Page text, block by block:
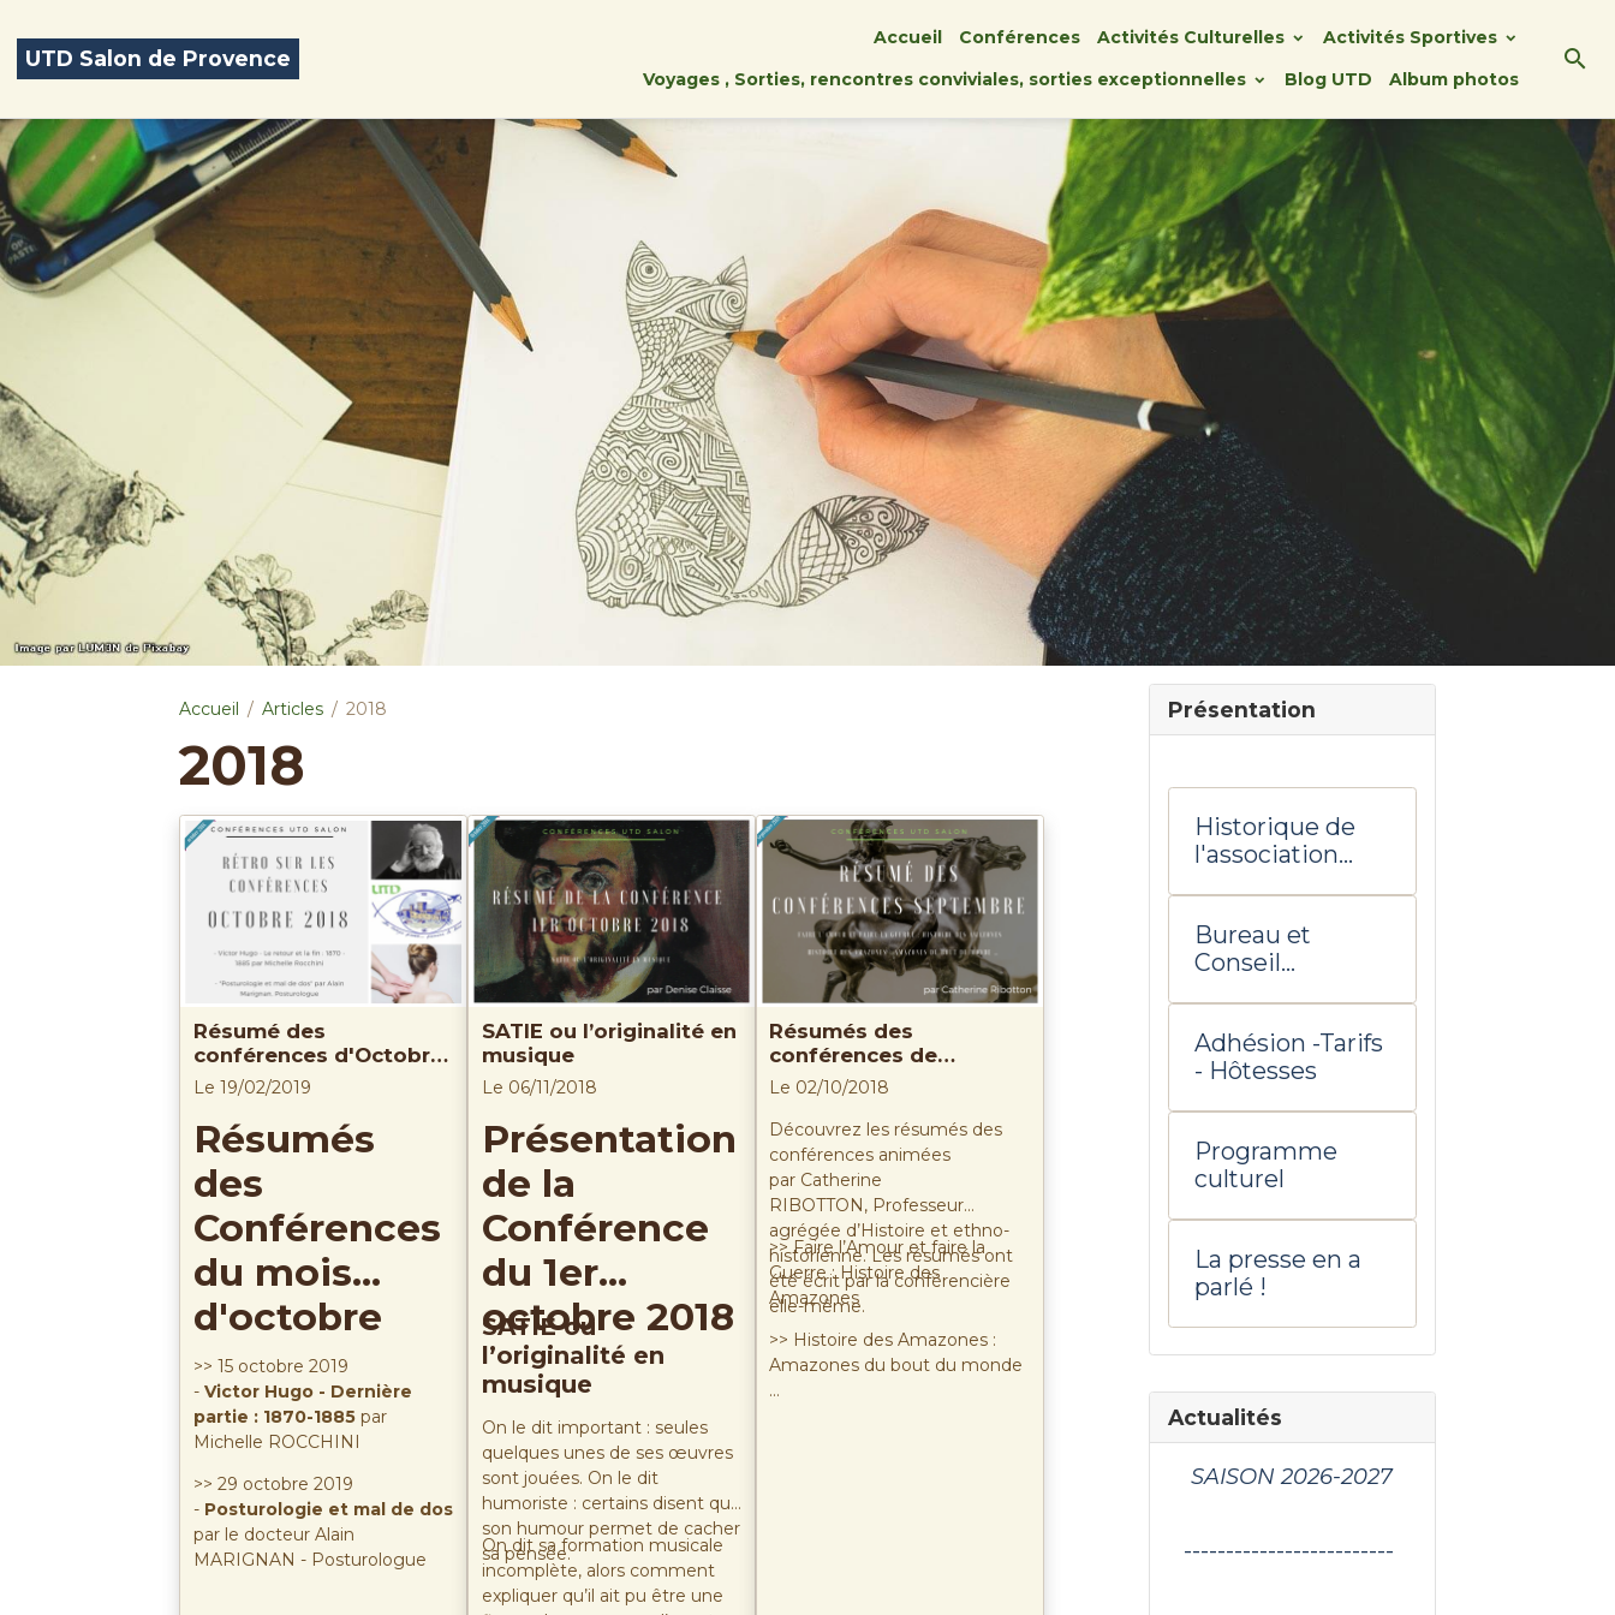
UTD Salon de Provence
Accueil Conférences Activités Culturelles
Activités Sportives
Voyages , Sorties, rencontres conviviales, sorties exceptionnelles
Blog UTD Album photos
Accueil Articles 2018
2018
Résumé des
conférences d'Octobre
2018
Le 19/02/2019
Résumés
des
Conférences
du mois
d'octobre
>> 15 octobre 2019
- Victor Hugo - Dernière
partie : 1870-1885par
Michelle ROCCHINI
>> 29 octobre 2019
- Posturologie et mal de dos
par le docteur Alain
MARIGNAN - Posturologue
SATIE ou l’originalité en
musique
Le 06/11/2018
Présentation
de la
Conférence
du 1er
octobre 2018
SATIE ou
l’originalité en
musique
On le dit important : seules
quelques unes de ses œuvres
sont jouées. On le dit
humoriste : certains disent que
son humour permet de cacher
sa pensée.
On dit sa formation musicale
incomplète, alors comment
expliquer qu’il ait pu être une
Résumés des
conférences de
septembre 2018
Le 02/10/2018
Découvrez les résumés des
conférences animées
par Catherine
RIBOTTON, Professeur
agrégée d’Histoire et ethno-
historienne. Les résumés ont
été écrit par la conférencière
elle-même.
>> Faire l’Amour et faire la
Guerre : Histoire des
Amazones
>> Histoire des Amazones :
Amazones du bout du monde
…
Présentation
Historique de
l'association
Bureau et
Conseil
Adhésion -Tarifs
- Hôtesses
Programme
culturel
La presse en a
parlé !
Actualités
SAISON 2026-2027
-------------------------